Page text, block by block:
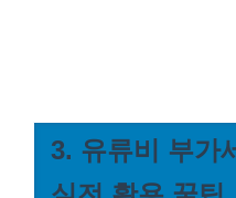
3. 유류비 부가